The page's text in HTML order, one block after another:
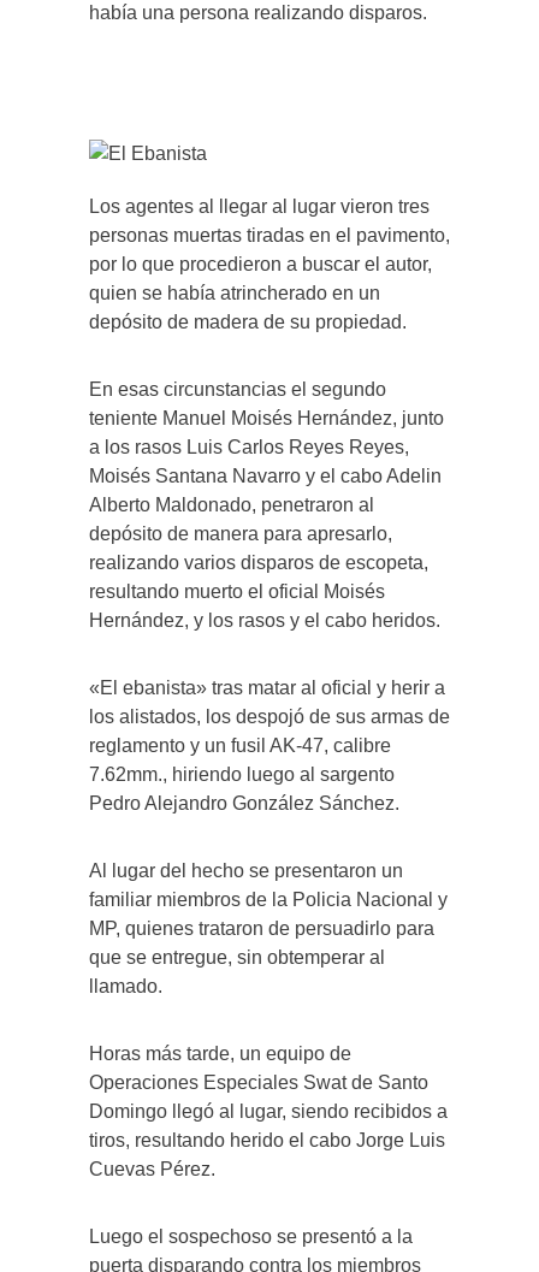
había una persona realizando disparos.
Los agentes al llegar al lugar vieron tres
personas muertas tiradas en el pavimento,
por lo que procedieron a buscar el autor,
quien se había atrincherado en un
depósito de madera de su propiedad.
En esas circunstancias el segundo
teniente Manuel Moisés Hernández, junto
a los rasos Luis Carlos Reyes Reyes,
Moisés Santana Navarro y el cabo Adelin
Alberto Maldonado, penetraron al
depósito de manera para apresarlo,
realizando varios disparos de escopeta,
resultando muerto el oficial Moisés
Hernández, y los rasos y el cabo heridos.
«El ebanista» tras matar al oficial y herir a
los alistados, los despojó de sus armas de
reglamento y un fusil AK-47, calibre
7.62mm., hiriendo luego al sargento
Pedro Alejandro González Sánchez.
Al lugar del hecho se presentaron un
familiar miembros de la Policia Nacional y
MP, quienes trataron de persuadirlo para
que se entregue, sin obtemperar al
llamado.
Horas más tarde, un equipo de
Operaciones Especiales Swat de Santo
Domingo llegó al lugar, siendo recibidos a
tiros, resultando herido el cabo Jorge Luis
Cuevas Pérez.
Luego el sospechoso se presentó a la
puerta disparando contra los miembros